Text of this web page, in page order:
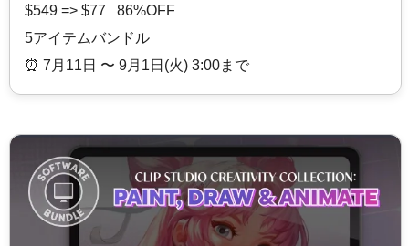
$549 => $77 86%OFF
5アイテムバンドル
⏰️ 7月11日 〜 9月1日(火) 3:00まで